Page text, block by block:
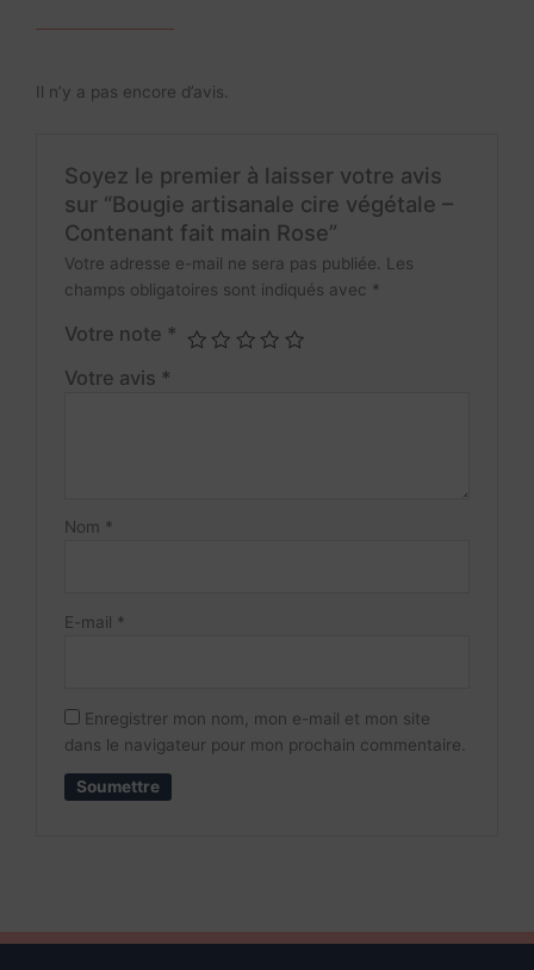
Il n’y a pas encore d’avis.
Soyez le premier à laisser votre avis
sur “Bougie artisanale cire végétale –
Contenant fait main Rose”
Votre adresse e-mail ne sera pas publiée. Les
champs obligatoires sont indiqués avec *
Votre note *
Votre avis *
Nom *
E-mail *
Enregistrer mon nom, mon e-mail et mon site
dans le navigateur pour mon prochain commentaire.